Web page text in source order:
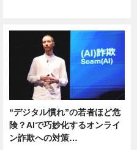
“デジタル慣れ”の若者ほど危
険？AIで巧妙化するオンライ
ン詐欺への対策…